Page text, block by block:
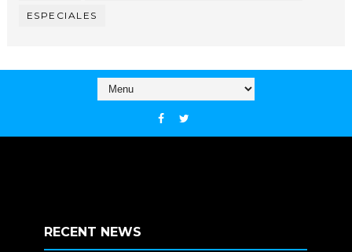
ESPECIALES
RECENT NEWS